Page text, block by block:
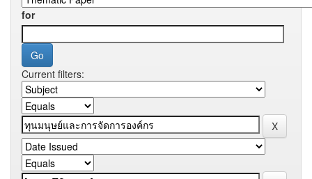
for
Current filters: